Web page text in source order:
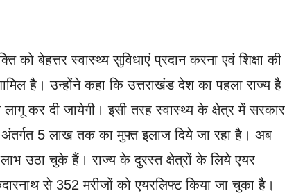
को बेहत्तर स्वास्थ्य सुविधाएं प्रदान करना एवं शिक्षा की
है। उन्होंने कहा कि उत्तराखंड देश का पहला राज्य है
लागू कर दी जायेगी। इसी तरह स्वास्थ्य के क्षेत्र में सरकार
अंतर्गत 5 लाख तक का मुफ्त इलाज दिये जा रहा है। अब
उठा चुके हैं। राज्य के दुरस्त क्षेत्रों के लिये एयर
से 352 मरीजों को एयरलिफ्ट किया जा चुका है।